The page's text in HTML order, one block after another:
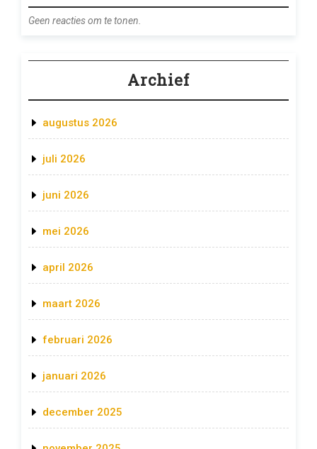
Geen reacties om te tonen.
Archief
augustus 2026
juli 2026
juni 2026
mei 2026
april 2026
maart 2026
februari 2026
januari 2026
december 2025